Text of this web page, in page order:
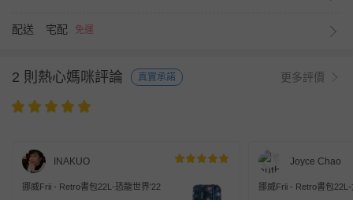
配送 宅配 免運
2 則熱心媽咪評論 真實承諾 更多評價
INAKUO
挪威Frii - Retro書包22L-恐龍世界'22
Joyce Chao
挪威Frii - Retro書包